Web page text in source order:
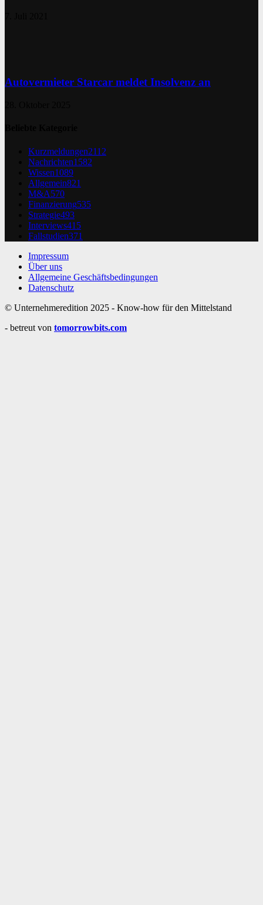
Autovermieter Starcar meldet Insolvenz an
Kurzmeldungen2112
Nachrichten1582
Wissen1089
Allgemein821
M&A570
Finanzierung535
Strategie493
Interviews415
Fallstudien371
Impressum
Über uns
Allgemeine Geschäftsbedingungen
Datenschutz
© Unternehmeredition 2025 - Know-how für den Mittelstand
- betreut von tomorrowbits.com